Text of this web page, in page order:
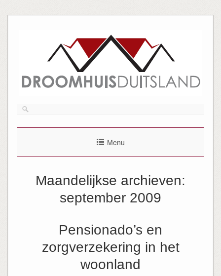
Menu
Maandelijkse archieven:
september 2009
Pensionado’s en
zorgverzekering in het
woonland